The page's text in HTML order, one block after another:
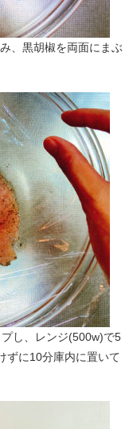
、黒胡椒を両面にまぶ
し、レンジ(500w)で5
ずに10分庫内に置いて